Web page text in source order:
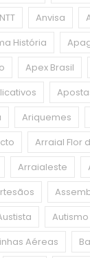
Anvisa
História
Apex Brasil
Ariquemes
Arraial Flor
Arraialeste
Autismo
Aéreas